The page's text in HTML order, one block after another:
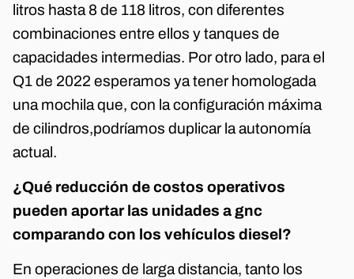
litros hasta 8 de 118 litros, con diferentes
combinaciones entre ellos y tanques de
capacidades intermedias. Por otro lado, para el
Q1 de 2022 esperamos ya tener homologada
una mochila que, con la configuración máxima
de cilindros,podríamos duplicar la autonomía
actual.
¿Qué reducción de costos operativos
pueden aportar las unidades a gnc
comparando con los vehículos diesel?
En operaciones de larga distancia, tanto los